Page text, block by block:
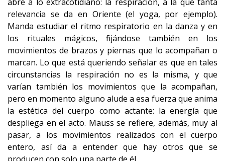
relevancia se da en Oriente (el yoga, por ejemplo).
Manda estudiar el ritmo respiratorio en la danza y en
los rituales mágicos, fijándose también en los
movimientos de brazos y piernas que lo acompañan o
marcan. Lo que está queriendo señalar es que en tales
circunstancias la respiración no es la misma, y que
varían también los movimientos que la acompañan,
pero en momento alguno alude a esa fuerza que anima
la estética del cuerpo como actante: la energía que
despliega en el acto. Mauss se refiere, además, muy al
pasar, a los movimientos realizados con el cuerpo
entero, así da a entender que hay otros que se